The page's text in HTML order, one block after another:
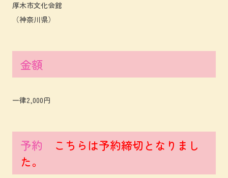
厚木市文化会館
（神奈川県）
金額
一律2,000円
予約
こちらは予約締切となりまし
た。